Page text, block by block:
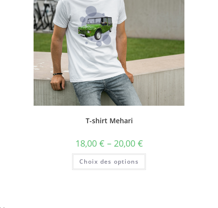
T-shirt Mehari
18,00 € – 20,00 €
Choix des options